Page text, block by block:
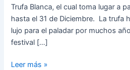
Trufa Blanca, el cual toma lugar a
hasta el 31 de Diciembre. La trufa
lujo para el paladar por muchos
festival […]
Leer más »